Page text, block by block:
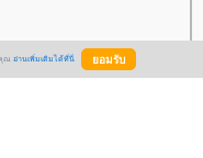
ณ อ่านเพิ่มเติมได้ที่นี่